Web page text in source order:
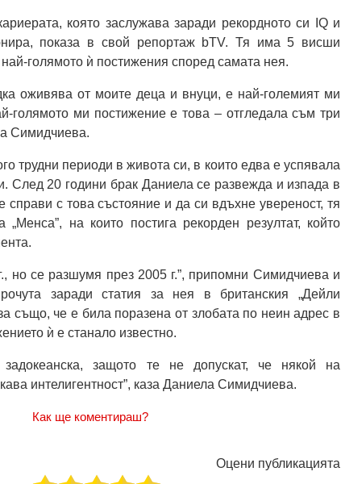
която заслужава зарaди рекордното си IQ и
показа в свой репортаж bTV. Тя има 5 висши
голямото ѝ постижения според самата нея.
оживява от моите деца и внуци, е най-големият ми
голямото ми постижение е това – отгледала съм три
Симидчиева.
трудни периоди в живота си, в които едва е успявала
След 20 години брак Даниела се развежда и изпада в
с това състояние и да си вдъхне увереност, тя
на които постига рекорден резултат, който
но се разшумя през 2005 г.”, припомни Симидчиева и
заради статия за нея в британския „Дейли
също, че е била поразена от злобата по неин адрес в
ѝ е станало известно.
защото те не допускат, че някой на
интелигентност”, каза Даниела Симидчиева.
Как ще коментираш?
Оцени публикацията